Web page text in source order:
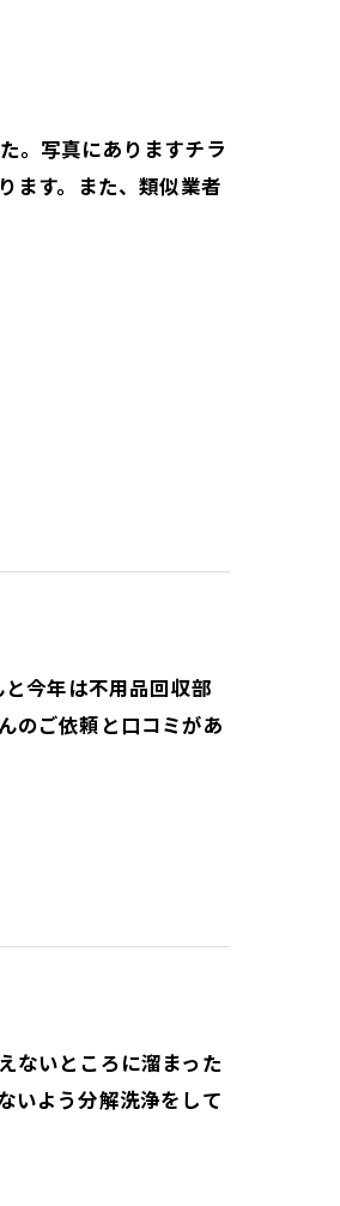
。写真にありますチラ
ます。また、類似業者
今年は不用品回収部
のご依頼と口コミがあ
ないところに溜まった
いよう分解洗浄をして